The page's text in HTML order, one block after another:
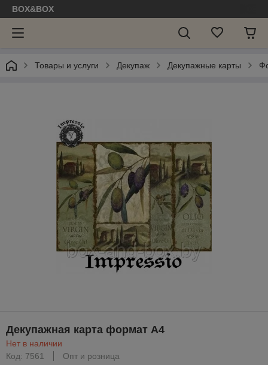
BOX&BOX
Товары и услуги Декупаж Декупажные карты
Декупажная карта формат А4
Нет в наличии
Код: 7561
Опт и розница